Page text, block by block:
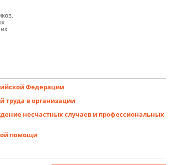
по
по
Федерации
труда в организации
несчастных случаев и профессиональных
помощи